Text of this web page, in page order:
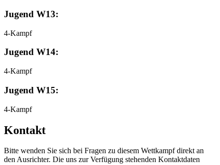
Jugend W13:
4-Kampf
Jugend W14:
4-Kampf
Jugend W15:
4-Kampf
Kontakt
Bitte wenden Sie sich bei Fragen zu diesem Wettkampf direkt an
den Ausrichter. Die uns zur Verfügung stehenden Kontaktdaten